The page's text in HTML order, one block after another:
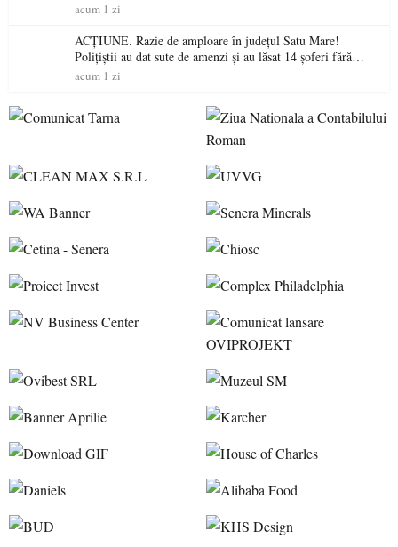
acum 1 zi
ACȚIUNE. Razie de amploare în județul Satu Mare!
Polițiștii au dat sute de amenzi și au lăsat 14 șoferi fără
permis într-o singură zi
acum 1 zi